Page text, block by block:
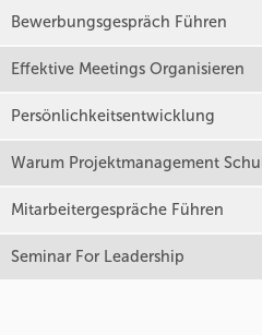
Bewerbungsgespräch Führen
Effektive Meetings Organisieren
Persönlichkeitsentwicklung
Warum Projektmanagement
Mitarbeitergespräche Führen
Seminar For Leadership